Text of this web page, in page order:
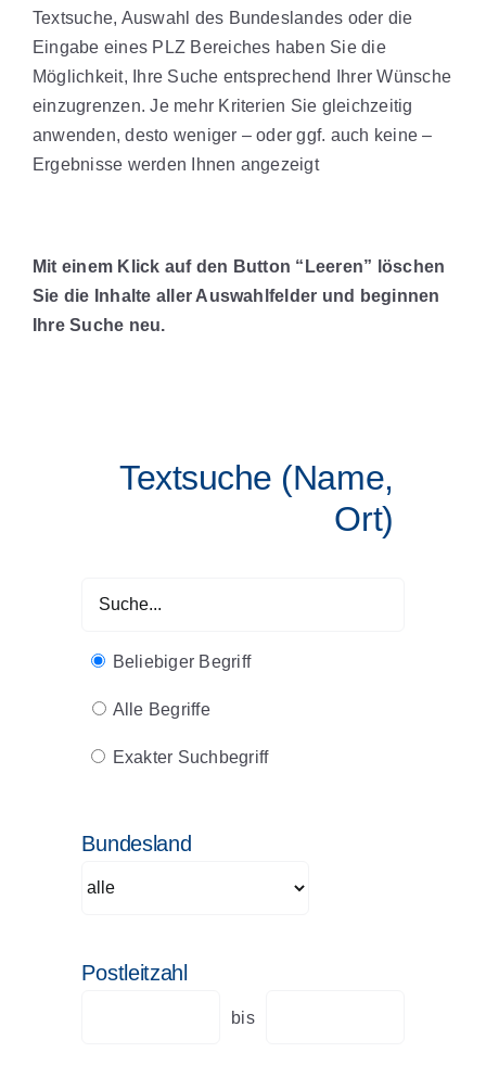
Textsuche, Auswahl des Bundeslandes oder die
Eingabe eines PLZ Bereiches haben Sie die
Möglichkeit, Ihre Suche entsprechend Ihrer Wünsche
einzugrenzen. Je mehr Kriterien Sie gleichzeitig
anwenden, desto weniger – oder ggf. auch keine –
Ergebnisse werden Ihnen angezeigt
Mit einem Klick auf den Button “Leeren” löschen
Sie die Inhalte aller Auswahlfelder und beginnen
Ihre Suche neu.
Textsuche (Name,
Ort)
Beliebiger Begriff
Alle Begriffe
Exakter Suchbegriff
Bundesland
Postleitzahl
bis